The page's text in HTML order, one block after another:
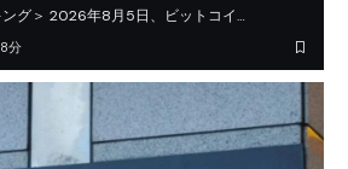
グ＞ 2026年8月5日、ビットコイ…
分